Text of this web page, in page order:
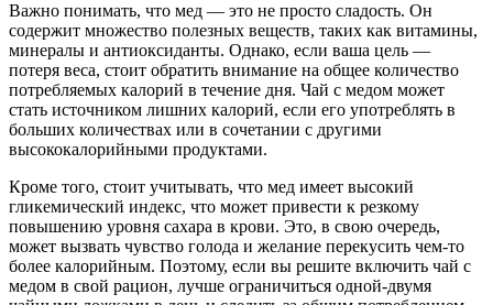
Важно понимать, что мед — это не просто сладость. Он
содержит множество полезных веществ, таких как витамины,
минералы и антиоксиданты. Однако, если ваша цель —
потеря веса, стоит обратить внимание на общее количество
потребляемых калорий в течение дня. Чай с медом может
стать источником лишних калорий, если его употреблять в
больших количествах или в сочетании с другими
высококалорийными продуктами.
Кроме того, стоит учитывать, что мед имеет высокий
гликемический индекс, что может привести к резкому
повышению уровня сахара в крови. Это, в свою очередь,
может вызвать чувство голода и желание перекусить чем-то
более калорийным. Поэтому, если вы решите включить чай с
медом в свой рацион, лучше ограничиться одной-двумя